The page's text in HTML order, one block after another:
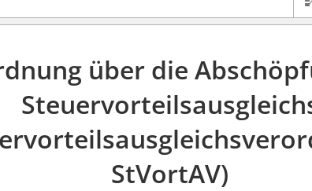
über die
StVortAV)